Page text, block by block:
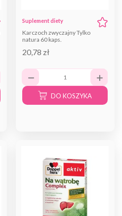
Suplement diety
Karczoch zwyczajny Tylko
natura 60 kaps.
20,78 zł
DO KOSZYKA